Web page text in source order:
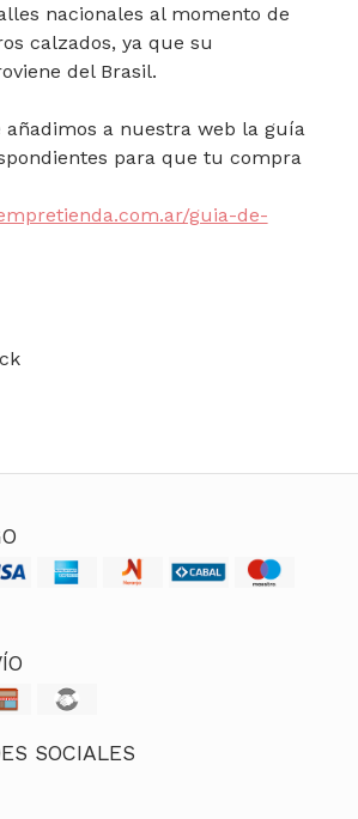
nacionales al momento de
calzados, ya que su
del Brasil.
añadimos a nuestra web la guía
para que tu compra
guia-de-
SOCIALES